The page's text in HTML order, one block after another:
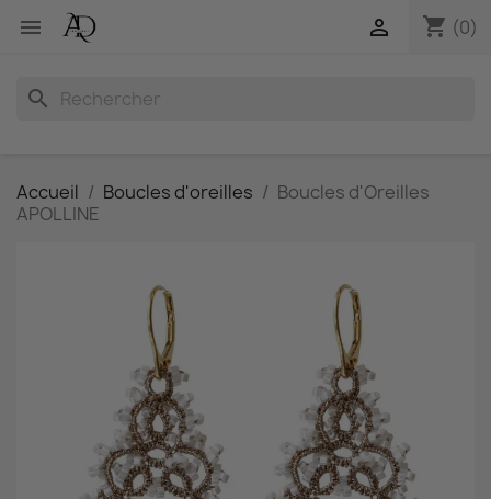
 shopping_cart (0)

search
Accueil Boucles d'oreilles
Boucles d'Oreilles
APOLLINE